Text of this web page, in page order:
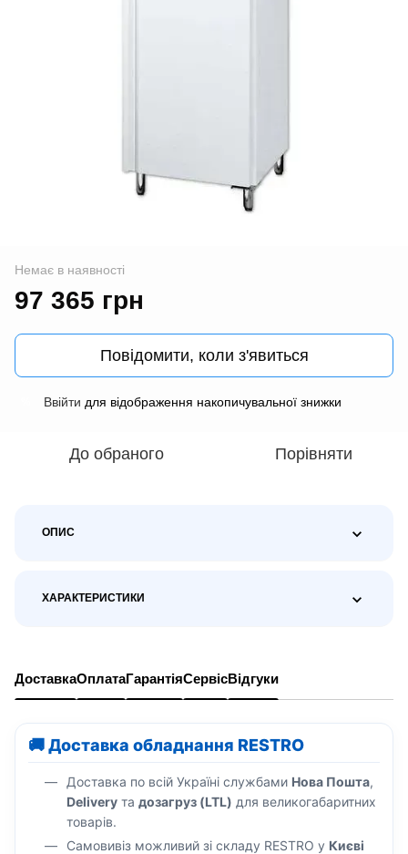
Немає в наявності
97 365 грн
Повідомити, коли з'явиться
Ввійти для відображення накопичувальної знижки
До обраного Порівняти
ОПИС
ХАРАКТЕРИСТИКИ
ДоставкаОплатаГарантіяСервісВідгуки
🚚 Доставка обладнання RESTRO
Доставка по всій Україні службами Нова Пошта,
Delivery та дозагруз (LTL) для великогабаритних
товарів.
Самовивіз можливий зі складу RESTRO у Києві